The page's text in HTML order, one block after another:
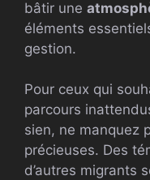
bâtir une
éléments
gestion.
Pour ceux qui
parcours
sien, ne manquez
précieuses. Des
d’autres migrants